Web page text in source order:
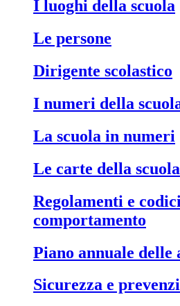
I luoghi della scuola
Le persone
Dirigente scolastico
I numeri della
La scuola in numeri
Le carte della scuola
Regolamenti e
comportamento
Piano annuale delle
Sicurezza e